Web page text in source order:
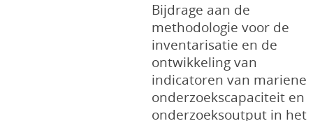
Bijdrage aan de
methodologie voor de
inventarisatie en de
ontwikkeling van
indicatoren van mariene
onderzoekscapaciteit en
onderzoeksoutput in het